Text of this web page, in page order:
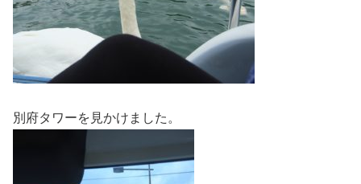
別府タワーを見かけました。